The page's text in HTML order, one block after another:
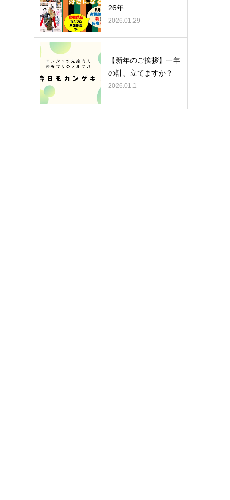
26年…
2026.01.29
【新年のご挨拶】一年
の計、立てますか？
2026.01.1